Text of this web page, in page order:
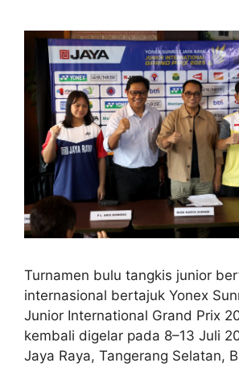
Turnamen bulu tangkis junior
internasional bertajuk Yonex
Junior International Grand Prix
kembali digelar pada 8–13 Juli
Jaya Raya, Tangerang Selatan,